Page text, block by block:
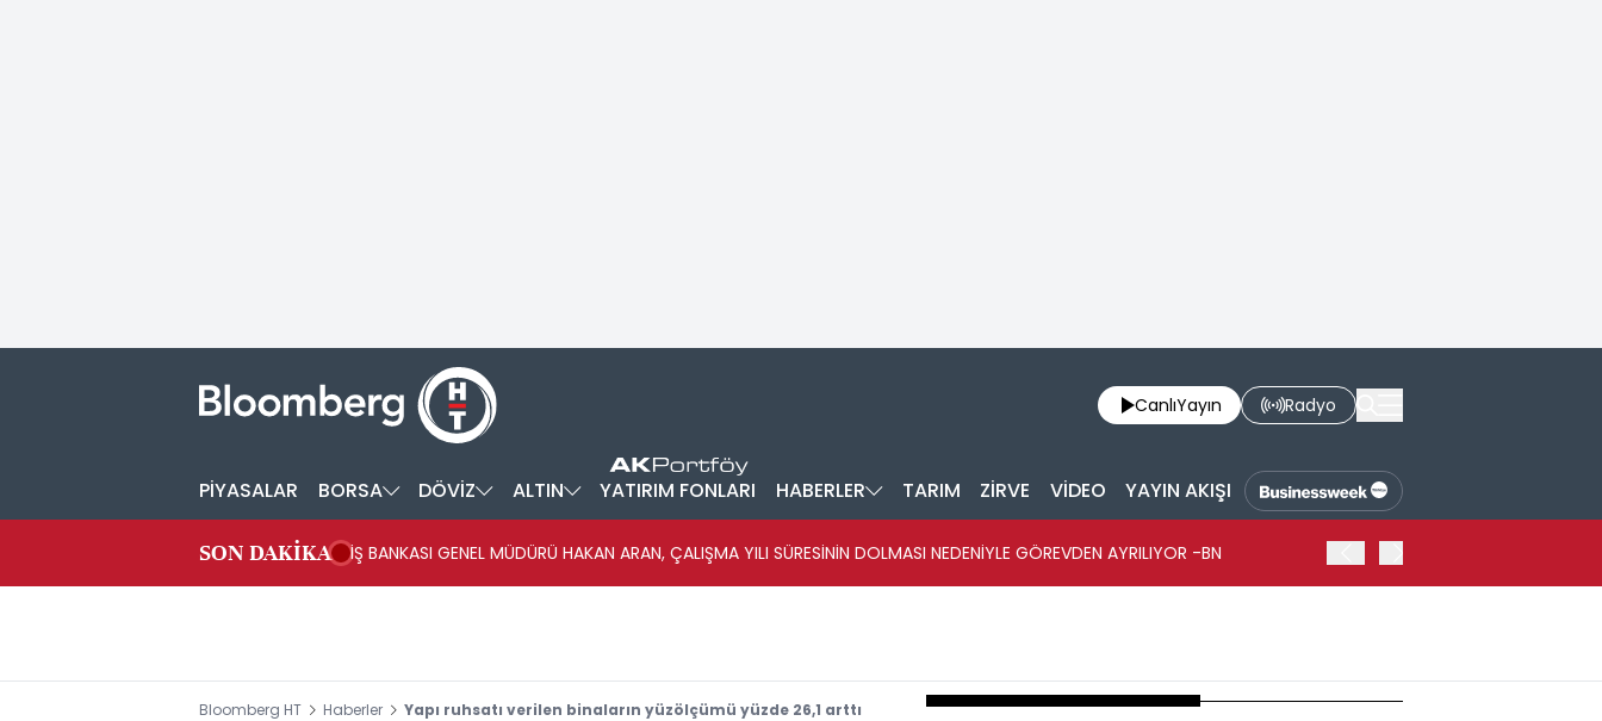
CanlıYayın Radyo
PİYASALAR BORSA DÖVİZ ALTIN YATIRIM FONLARI HABERLER TARIM ZİRVE VİDEO YAYIN AKIŞI
SON DAKİKA İŞ BANKASI GENEL MÜDÜRÜ HAKAN ARAN, ÇALIŞMA YILI SÜRESİNİN DOLMASI NEDENİYLE GÖREVDEN AYRILIYOR -BN
Bloomberg HT Haberler Yapı ruhsatı verilen binaların yüzölçümü yüzde 26,1 arttı